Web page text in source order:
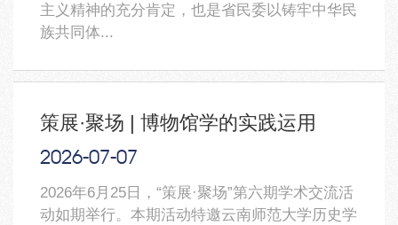
主义精神的充分肯定，也是省民委以铸牢中华民
族共同体...
策展·聚场 | 博物馆学的实践运用
2026-07-07
2026年6月25日，“策展·聚场”第六期学术交流活
动如期举行。本期活动特邀云南师范大学历史学